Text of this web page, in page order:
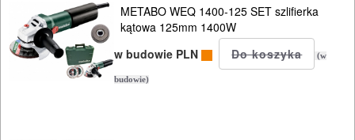
PNEUMATYCZNE
AKCESORIA
KOMPRESORY
METABO WEQ 1400-125 SET szlifierka
kątowa 125mm 1400W
w budowie PLN
(w
budowie)